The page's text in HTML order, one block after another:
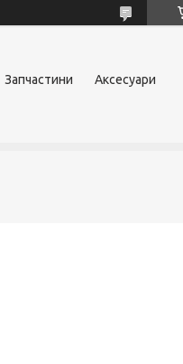
Запчастини Аксесуари